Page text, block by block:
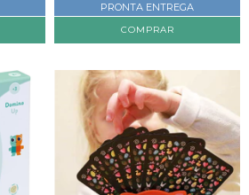
PRONTA ENTREGA